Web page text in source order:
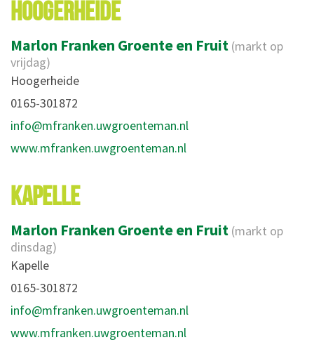
HOOGERHEIDE
Marlon Franken Groente en Fruit (markt op
vrijdag)
Hoogerheide
0165-301872
info@mfranken.uwgroenteman.nl
www.mfranken.uwgroenteman.nl
KAPELLE
Marlon Franken Groente en Fruit (markt op
dinsdag)
Kapelle
0165-301872
info@mfranken.uwgroenteman.nl
www.mfranken.uwgroenteman.nl